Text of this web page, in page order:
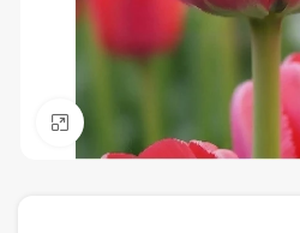
Нажмите, чтобы